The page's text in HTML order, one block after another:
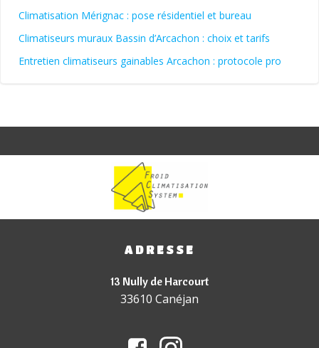
Climatisation Mérignac : pose résidentiel et bureau
Climatiseurs muraux Bassin d’Arcachon : choix et tarifs
Entretien climatiseurs gainables Arcachon : protocole pro
ADRESSE
13 Nully de Harcourt
33610 Canéjan